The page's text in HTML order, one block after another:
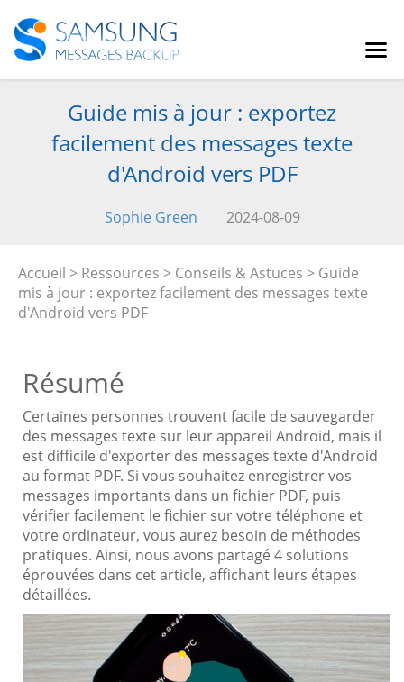
Guide mis à jour : exportez
facilement des messages texte
d'Android vers PDF
Sophie Green 2024-08-09
Accueil > Ressources > Conseils & Astuces > Guide
mis à jour : exportez facilement des messages texte
d'Android vers PDF
Résumé
Certaines personnes trouvent facile de sauvegarder
des messages texte sur leur appareil Android, mais il
est difficile d'exporter des messages texte d'Android
au format PDF. Si vous souhaitez enregistrer vos
messages importants dans un fichier PDF, puis
vérifier facilement le fichier sur votre téléphone et
votre ordinateur, vous aurez besoin de méthodes
pratiques. Ainsi, nous avons partagé 4 solutions
éprouvées dans cet article, affichant leurs étapes
détaillées.